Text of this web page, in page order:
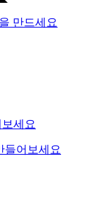
만드세요
세요
들어보세요